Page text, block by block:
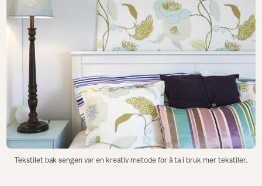
Tekstilet bak sengen var en kreativ metode for å ta i bruk mer tekstiler.